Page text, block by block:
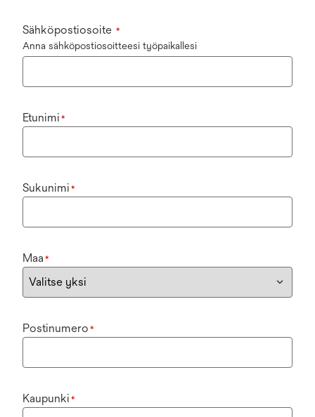
Sähköpostiosoite *
Anna sähköpostiosoitteesi työpaikallesi
Etunimi *
Sukunimi *
Maa *
Postinumero *
Kaupunki *